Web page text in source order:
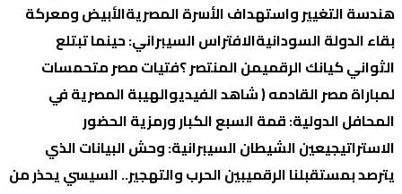
هندسة التغيير واستهداف الأسرة المصريةالأبيض ومعركة
بقاء الدولة السودانيةالافتراس السيبراني: حينما تبتلع
الثواني كيانك الرقميمن المنتصر ؟فتيات مصر متحمسات
لمباراة مصر القادمه ( شاهد الفيديوالهيبة المصرية في
المحافل الدولية: قمة السبع الكبار ورمزية الحضور
الاستراتيجيعين الشيطان السيبرانية: وحش البيانات الذي
يترصد بمستقبلنا الرقميبين الحرب والتهجير.. السيسي يحذر من